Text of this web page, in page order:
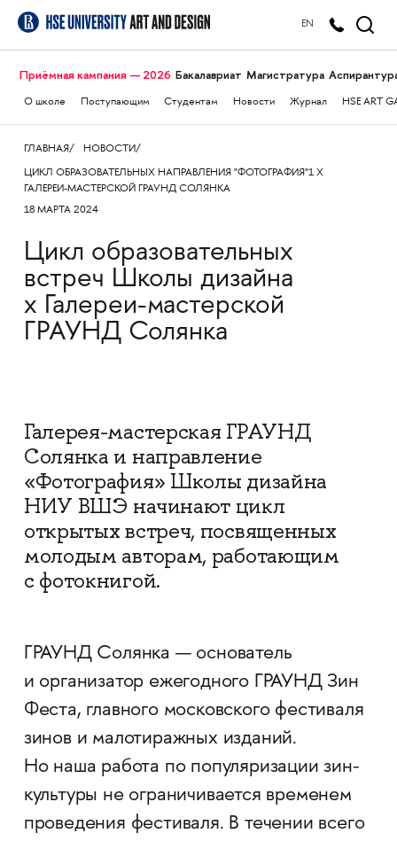
EN
Приёмная кампания — 2026 Бакалавриат Магистратура
О школе Поступающим Студентам Новости Журнал HSE ART
ГЛАВНАЯ НОВОСТИ
ЦИКЛ ОБРАЗОВАТЕЛЬНЫХ НАПРАВЛЕНИЯ "ФОТОГРАФИЯ"1 Х
ГАЛЕРЕИ-МАСТЕРСКОЙ ГРАУНД СОЛЯНКА
18 МАРТА 2024
Цикл образовательных
встреч Школы дизайна
х Галереи-мастерской
ГРАУНД Солянка
Галерея-мастерская ГРАУНД
Солянка и направление
«Фотография» Школы дизайна
НИУ ВШЭ начинают цикл
открытых встреч, посвященных
молодым авторам, работающим
с фотокнигой.
ГРАУНД Солянка — основатель
и организатор ежегодного ГРАУНД Зин
Феста, главного московского фестиваля
зинов и малотиражных изданий.
Но наша работа по популяризации зин-
культуры не ограничивается временем
проведения фестиваля. В течении всего